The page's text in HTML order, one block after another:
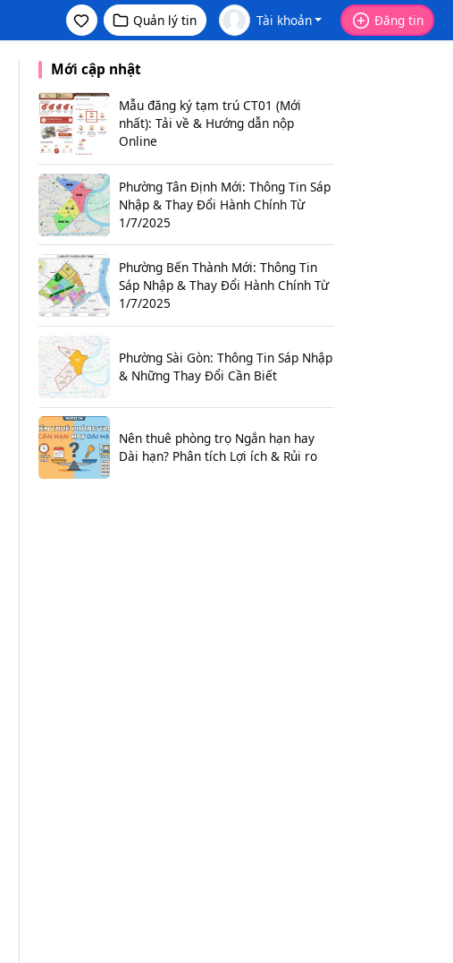
Quản lý tin Tài khoản Đăng tin
Mới cập nhật
Mẫu đăng ký tạm trú CT01 (Mới
nhất): Tải về & Hướng dẫn nộp
Online
Phường Tân Định Mới: Thông Tin Sáp
Nhập & Thay Đổi Hành Chính Từ
1/7/2025
Phường Bến Thành Mới: Thông Tin
Sáp Nhập & Thay Đổi Hành Chính Từ
1/7/2025
Phường Sài Gòn: Thông Tin Sáp Nhập
& Những Thay Đổi Cần Biết
Nên thuê phòng trọ Ngắn hạn hay
Dài hạn? Phân tích Lợi ích & Rủi ro